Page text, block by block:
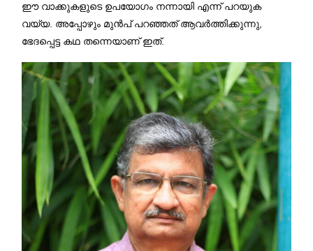
ഈ വാക്കുകളുടെ ഉപയോഗം നന്നായി എന്ന് പറയുക
വയ്യ. അപ്പോഴും മുൻപ് പറഞ്ഞത് ആവർത്തിക്കുന്നു,
ഭേദപ്പെട്ട കഥ തന്നെയാണ് ഇത്.